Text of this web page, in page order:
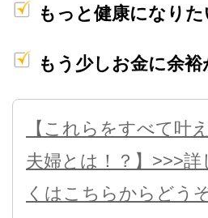
もっと健康になりた
もう少しお金に余裕
【これらをすべて叶
夫婦とは！？】>>>詳
くはこちらからどう